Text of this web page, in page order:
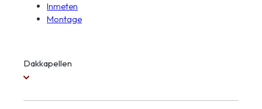
Inmeten
Montage
Dakkapellen